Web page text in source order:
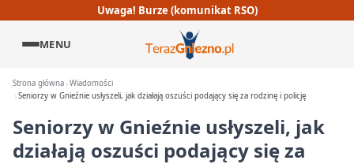
Uwaga! Burze (komunikat RSO)
MENU
Strona główna Wiadomości
Seniorzy w Gnieźnie usłyszeli, jak działają oszuści podający się za rodzinę i policję
Seniorzy w Gnieźnie usłyszeli, jak
działają oszuści podający się za